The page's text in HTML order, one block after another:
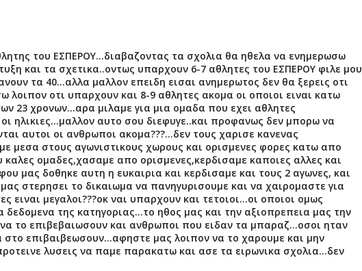
του ΕΣΠΕΡΟΥ...διαβαζοντας τα σχολια θα ηθελα να ενημερωσω
και τα σχετικα..οντως υπαρχουν 6-7 αθλητες του ΕΣΠΕΡΟΥ φιλε μου
τα 40...αλλα μαλλον επειδη εισαι ανημερωτος δεν θα ξερεις οτι
λοιπον οτι υπαρχουν και 8-9 αθλητες ακομα οι οποιοι ειναι κατω
23 χρονων...αρα μιλαμε για μια ομαδα που εχει αθλητες
οι ηλικιες...μαλλον αυτο σου διεφυγε..και προφανως δεν μπορω να
αυτοι οι ανθρωποι ακομα???...δεν τους χαρισε κανενας
μεσα στους αγωνιστικους χωρους και ορισμενες φορες κατω απο
ομαδες,χασαμε απο ορισμενες,κερδισαμε καποιες αλλες και
μας δοθηκε αυτη η ευκαιρια και κερδισαμε και τους 2 αγωνες, και
στερησει το δικαιωμα να πανηγυρισουμε και να χαιρομαστε για
ειναι μεγαλοι???οκ ναι υπαρχουν και τετοιοι...οι οποιοι ομως
της κατηγοριας...το ηθος μας και την αξιοπρεπεια μας την
το επιβεβαιωσουν και ανθρωποι που ειδαν τα μπαραζ...οσοι ηταν
επιβαιβεωσουν...αφηστε μας λοιπον να το χαρουμε και μην
λυσεις να παμε παρακατω και ασε τα ειρωνικα σχολια...δεν